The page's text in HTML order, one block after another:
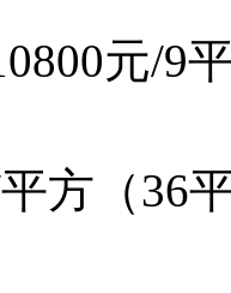
元/9
方（36